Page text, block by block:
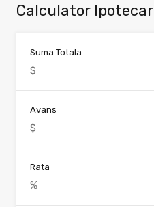
Calculator Ipotecar
Suma Totala
Avans
Rata